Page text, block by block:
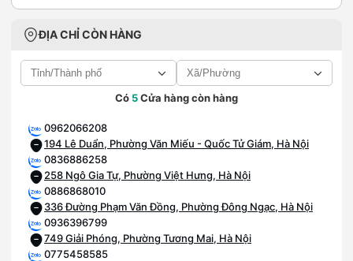
ĐỊA CHỈ CÒN HÀNG
Có 5Cửa hàng còn hàng
0962066208
194 Lê Duẩn, Phường Văn Miếu - Quốc Tử Giám, Hà Nội
0836886258
258 Ngô Gia Tự, Phường Việt Hưng, Hà Nội
0886868010
336 Đường Phạm Văn Đồng, Phường Đông Ngạc, Hà Nội
0936396799
749 Giải Phóng, Phường Tương Mai, Hà Nội
0775458585